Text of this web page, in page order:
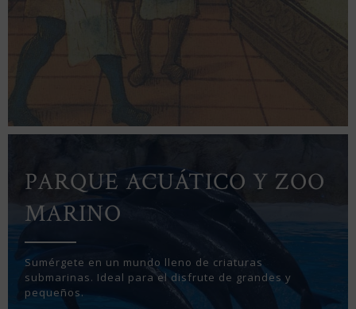
PARQUE ACUÁTICO Y ZOO
MARINO
Sumérgete en un mundo lleno de criaturas
submarinas. Ideal para el disfrute de grandes y
pequeños.